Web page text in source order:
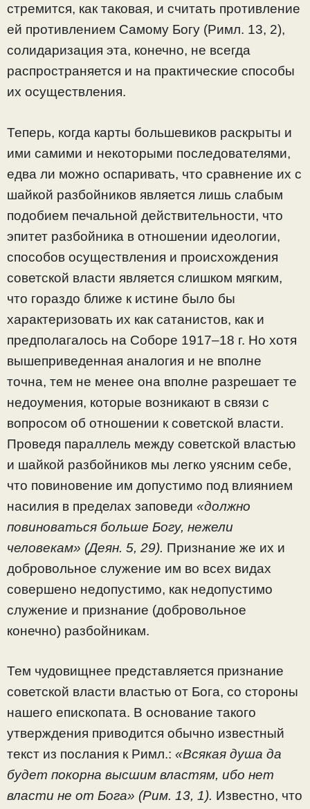
стремится, как таковая, и считать противление
ей противлением Самому Богу (Римл. 13, 2),
солидаризация эта, конечно, не всегда
распространяется и на практические способы
их осуществления.
Теперь, когда карты большевиков раскрыты и
ими самими и некоторыми последователями,
едва ли можно оспаривать, что сравнение их с
шайкой разбойников является лишь слабым
подобием печальной действительности, что
эпитет разбойника в отношении идеологии,
способов осуществления и происхождения
советской власти является слишком мягким,
что гораздо ближе к истине было бы
характеризовать их как сатанистов, как и
предполагалось на Соборе 1917–18 г. Но хотя
вышеприведенная аналогия и не вполне
точна, тем не менее она вполне разрешает те
недоумения, которые возникают в связи с
вопросом об отношении к советской власти.
Проведя параллель между советской властью
и шайкой разбойников мы легко уясним себе,
что повиновение им допустимо под влиянием
насилия в пределах заповеди «должно
повиноваться больше Богу, нежели
человекам» (Деян. 5, 29). Признание же их и
добровольное служение им во всех видах
совершено недопустимо, как недопустимо
служение и признание (добровольное
конечно) разбойникам.
Тем чудовищнее представляется признание
советской власти властью от Бога, со стороны
нашего епископата. В основание такого
утверждения приводится обычно известный
текст из послания к Римл.: «Всякая душа да
будет покорна высшим властям, ибо нет
власти не от Бога» (Рим. 13, 1). Известно, что